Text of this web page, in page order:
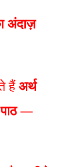
अंदाज़
हैंअर्थ
—